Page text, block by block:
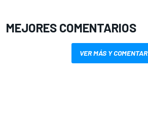
MEJORES COMENTARIOS
VER MÁS Y COMENTAR